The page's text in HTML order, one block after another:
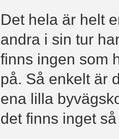
Det hela är helt
andra i sin tur
finns ingen som
på. Så enkelt är
ena lilla
det finns inget